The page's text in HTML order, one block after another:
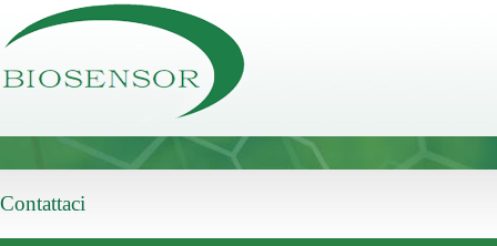
Contattaci